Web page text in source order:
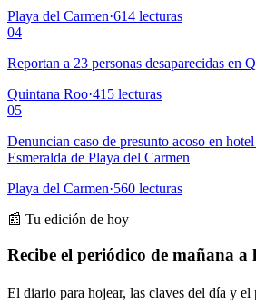
Playa del Carmen·614 lecturas
04
Reportan a 23 personas desaparecidas en
Quintana Roo·415 lecturas
05
Denuncian caso de presunto acoso en
Esmeralda de Playa del Carmen
Playa del Carmen·560 lecturas
📰 Tu edición de hoy
Recibe el periódico de mañana a
El diario para hojear, las claves del día y